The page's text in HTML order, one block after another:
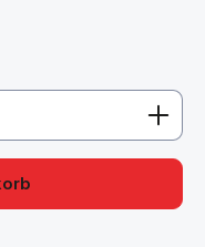
Wert ein